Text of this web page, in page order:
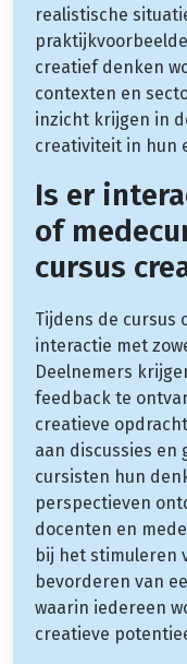
realistische
creatief denken
contexten en
inzicht krijgen in
creativiteit in hun
Is er
of
cursus
Tijdens de cursus
interactie met
Deelnemers
feedback te
creatieve
aan discussies
cursisten hun
perspectieven
docenten en
bij het stimuleren
bevorderen van
waarin iedereen
creatieve